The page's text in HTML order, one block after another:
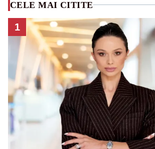
CELE MAI CITITE
1